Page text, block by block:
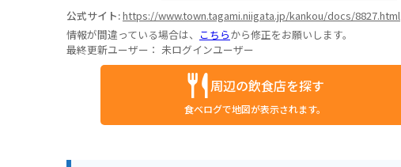
公式サイト:https://www.town.tagami.niigata.jp/kankou/docs/8827.html
情報が間違っている場合は、 こちらから修正をお願いします。
最終更新ユーザー： 未ログインユーザー
周辺の飲食店を探す
食べログで地図が表示されます。